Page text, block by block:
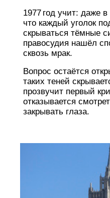
1977 год учит: даже в
что каждый уголок
скрываться тёмные
правосудия нашёл
сквозь мрак.
Вопрос остаётся
таких теней
прозвучит первый
отказывается
закрывать глаза.